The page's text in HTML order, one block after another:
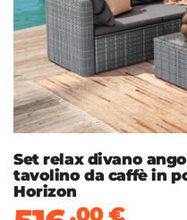
Set relax divano
tavolino da caffè in
Horizon
,00€